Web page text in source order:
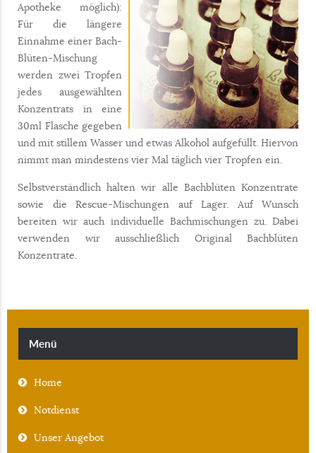
Apotheke möglich):
Für die längere
Einnahme einer Bach-
Blüten-Mischung
werden zwei Tropfen
jedes ausgewählten
Konzentrats in eine
30ml Flasche gegeben
und mit stillem Wasser und etwas Alkohol aufgefüllt. Hiervon
nimmt man mindestens vier Mal täglich vier Tropfen ein.
Selbstverständlich halten wir alle Bachblüten Konzentrate
sowie die Rescue-Mischungen auf Lager. Auf Wunsch
bereiten wir auch individuelle Bachmischungen zu. Dabei
verwenden wir ausschließlich Original Bachblüten
Konzentrate.
Menü
Home
Notdienst
Unser Angebot